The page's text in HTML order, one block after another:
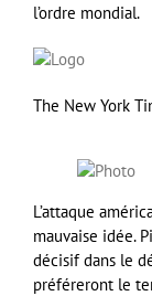
l’ordre mondial.
The New York
L’attaque
mauvaise idée.
décisif dans le
préféreront le